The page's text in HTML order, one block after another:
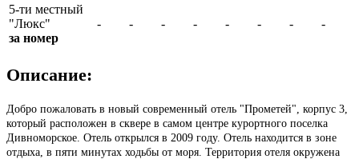
5-ти местный
"Люкс"
за номер
- - - - - - - -
Описание:
Добро пожаловать в новый современный отель "Прометей", корпус 3,
который расположен в сквере в самом центре курортного поселка
Дивноморское. Отель открылся в 2009 году. Отель находится в зоне
отдыха, в пяти минутах ходьбы от моря. Территория отеля окружена